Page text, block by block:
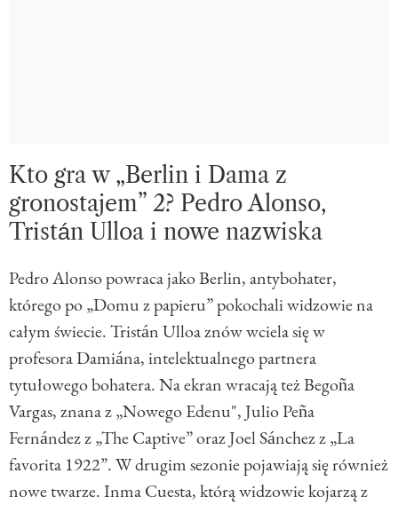
Kto gra w „Berlin i Dama z
gronostajem” 2? Pedro Alonso,
Tristán Ulloa i nowe nazwiska
Pedro Alonso powraca jako Berlin, antybohater,
którego po „Domu z papieru” pokochali widzowie na
całym świecie. Tristán Ulloa znów wciela się w
profesora Damiána, intelektualnego partnera
tytułowego bohatera. Na ekran wracają też Begoña
Vargas, znana z „Nowego Edenu", Julio Peña
Fernández z „The Captive” oraz Joel Sánchez z „La
favorita 1922”. W drugim sezonie pojawiają się również
nowe twarze. Inma Cuesta, którą widzowie kojarzą z